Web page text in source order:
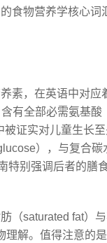
食物营养学核心词
素，在英语中对应
有全部必需氨基酸
证实对儿童生长
），与复合
特别强调后者的膳
（saturated fat）
解。值得注意的是